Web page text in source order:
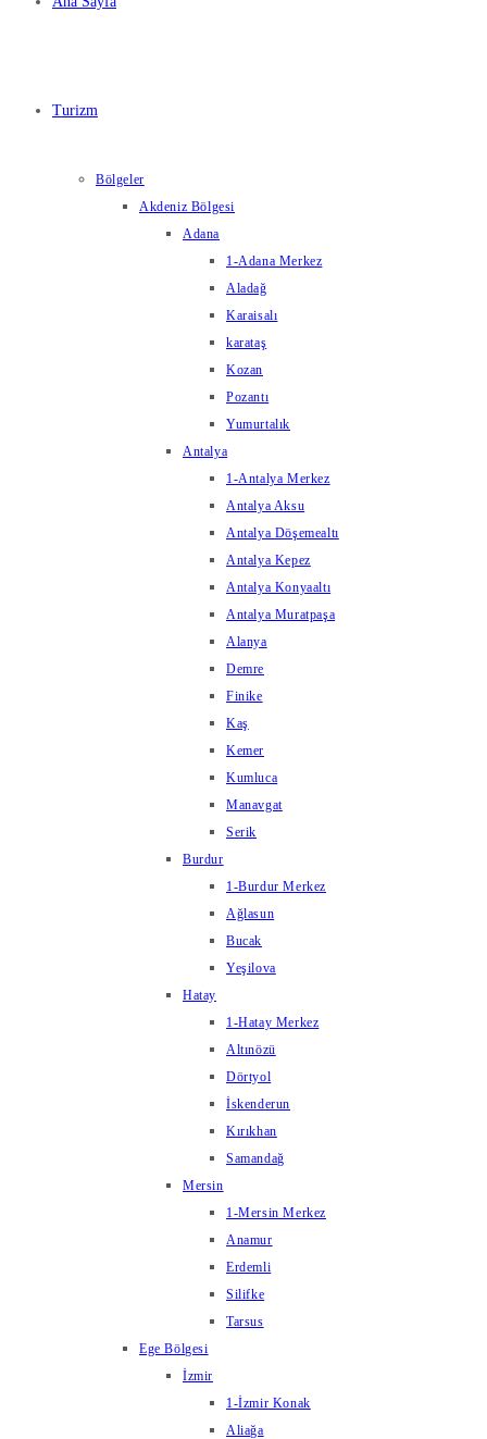
Turizm
Bölgeler
Akdeniz Bölgesi
Adana
1-Adana Merkez
Aladağ
Karaisalı
karataş
Kozan
Pozantı
Yumurtalık
Antalya
1-Antalya Merkez
Antalya Aksu
Antalya Döşemealtı
Antalya Kepez
Antalya Konyaaltı
Antalya Muratpaşa
Alanya
Demre
Finike
Kaş
Kemer
Kumluca
Manavgat
Serik
Burdur
1-Burdur Merkez
Ağlasun
Bucak
Yeşilova
Hatay
1-Hatay Merkez
Altınözü
Dörtyol
İskenderun
Kırıkhan
Samandağ
Mersin
1-Mersin Merkez
Anamur
Erdemli
Silifke
Tarsus
Ege Bölgesi
İzmir
1-İzmir Konak
Aliağa